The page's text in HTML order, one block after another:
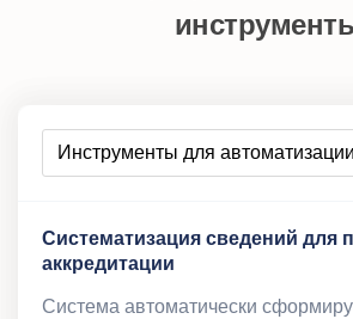
Cистематизация сведений для
аккредитации
Система автоматически